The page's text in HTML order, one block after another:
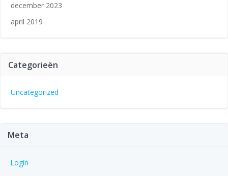
december 2023
april 2019
Categorieën
Uncategorized
Meta
Login